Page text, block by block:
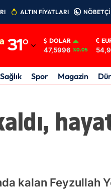
ALTIN FİYATLARI NÖBETÇİ
31° DOLAR
47,5996 %0.05
Sağlık Spor Magazin
kalan Feyzullah